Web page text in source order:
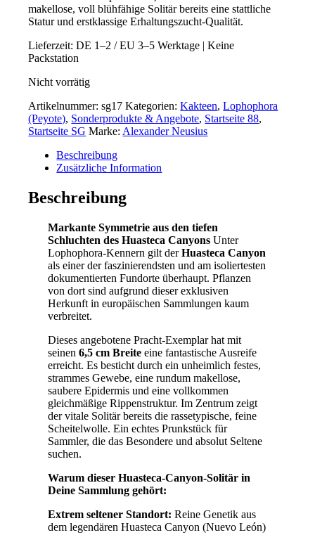
makellose, voll blühfähige Solitär bereits eine stattliche
Statur und erstklassige Erhaltungszucht-Qualität.
Lieferzeit:DE 1–2 / EU 3–5 Werktage | Keine
Packstation
Nicht vorrätig
Artikelnummer:sg17 Kategorien:Kakteen,Lophophora
(Peyote), Sonderprodukte & Angebote, Startseite 88,
Startseite SG Marke: Alexander Neusius
Beschreibung
Zusätzliche Information
Beschreibung
Markante Symmetrie aus den tiefen
Schluchten des Huasteca CanyonsUnter
Lophophora-Kennern gilt derHuasteca Canyon
als einer der faszinierendsten und am isoliertesten
dokumentierten Fundorte überhaupt. Pflanzen
von dort sind aufgrund dieser exklusiven
Herkunft in europäischen Sammlungen kaum
verbreitet.
Dieses angebotene Pracht-Exemplar hat mit
seinen 6,5 cm Breiteeine fantastische Ausreife
erreicht. Es besticht durch ein unheimlich festes,
strammes Gewebe, eine rundum makellose,
saubere Epidermis und eine vollkommen
gleichmäßige Rippenstruktur. Im Zentrum zeigt
der vitale Solitär bereits die rassetypische, feine
Scheitelwolle. Ein echtes Prunkstück für
Sammler, die das Besondere und absolut Seltene
suchen.
Warum dieser Huasteca-Canyon-Solitär in
Deine Sammlung gehört:
Extrem seltener Standort: Reine Genetik aus
dem legendären Huasteca Canyon (Nuevo León)